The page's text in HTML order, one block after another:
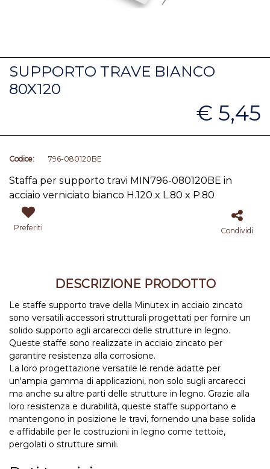
SUPPORTO TRAVE BIANCO
80X120
€ 5,45
Codice: 796-080120BE
Staffa per supporto travi MIN796-080120BE in
acciaio verniciato bianco H.120 x L.80 x P.80
Preferiti Condividi
DESCRIZIONE PRODOTTO
Le staffe supporto trave della Minutex in acciaio zincato
sono versatili accessori strutturali progettati per fornire un
solido supporto agli arcarecci delle strutture in legno.
Queste staffe sono realizzate in acciaio zincato per
garantire resistenza alla corrosione.
La loro progettazione versatile le rende adatte per
un'ampia gamma di applicazioni, non solo sugli arcarecci
ma anche su altre parti delle strutture in legno. Grazie alla
loro resistenza e durabilità, queste staffe supportano e
mantengono in posizione le travi, fornendo una base solida
e affidabile per le costruzioni in legno come tettoie,
pergolati o strutture simili.